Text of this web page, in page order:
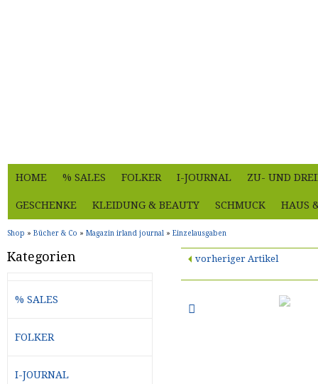
HOME % SALES FOLKER I-JOURNAL ZU- UND
GESCHENKE KLEIDUNG & BEAUTY SCHMUCK HAUS
Shop » Bücher & Co » Magazin irland journal » Einzelausgaben
vorheriger Artikel
Kategorien
% SALES
FOLKER
I-JOURNAL